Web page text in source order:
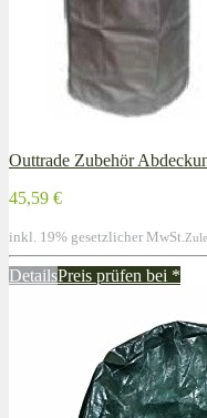
Outtrade Zubehör
45,59 €
inkl. 19% gesetzlicher MwSt.
DetailsPreis prüfen bei *